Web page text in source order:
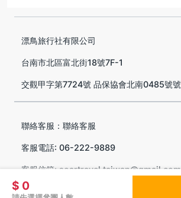
$ 0
漂鳥旅行社有限公司
台南市北區富北街18號7F-1
交觀甲字第7724號 品保協會北南0485號號
聯絡客服：聯絡客服
客服電話: 06-222-9889
客服信箱: soartravel.taiwan@gmail.com